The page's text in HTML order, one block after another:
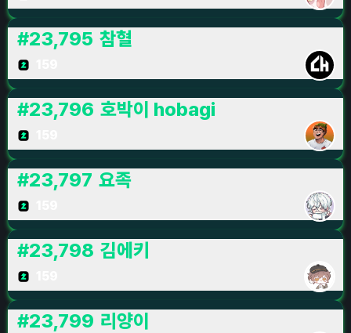
#23,795 참혈
#23,796 호박이 hobagi
#23,797 요족
#23,798 김에키
#23,799 리양이